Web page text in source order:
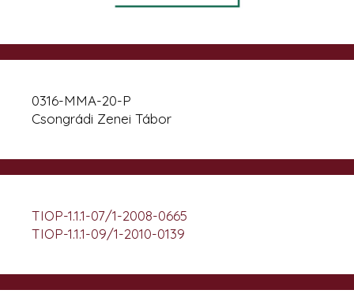
0316-MMA-20-P
Csongrádi Zenei Tábor
TIOP-1.1.1-07/1-2008-0665
TIOP-1.1.1-09/1-2010-0139